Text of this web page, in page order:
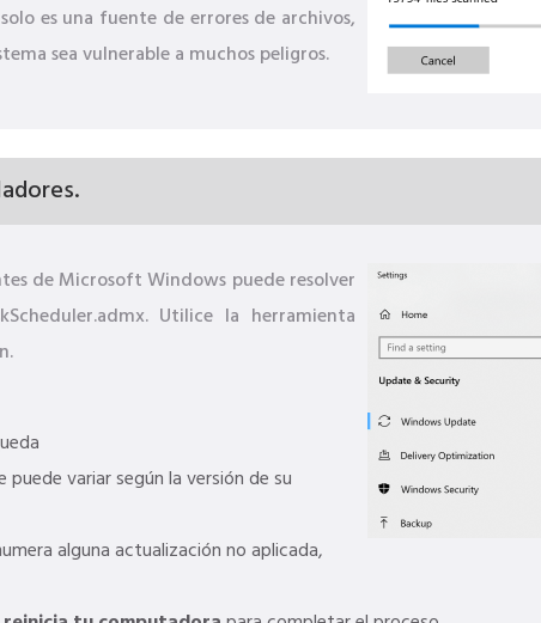
es una fuente de errores de archivos,
sea vulnerable a muchos peligros.
de Microsoft Windows puede resolver
Utilice la herramienta
variar según la versión de su
alguna actualización no aplicada,